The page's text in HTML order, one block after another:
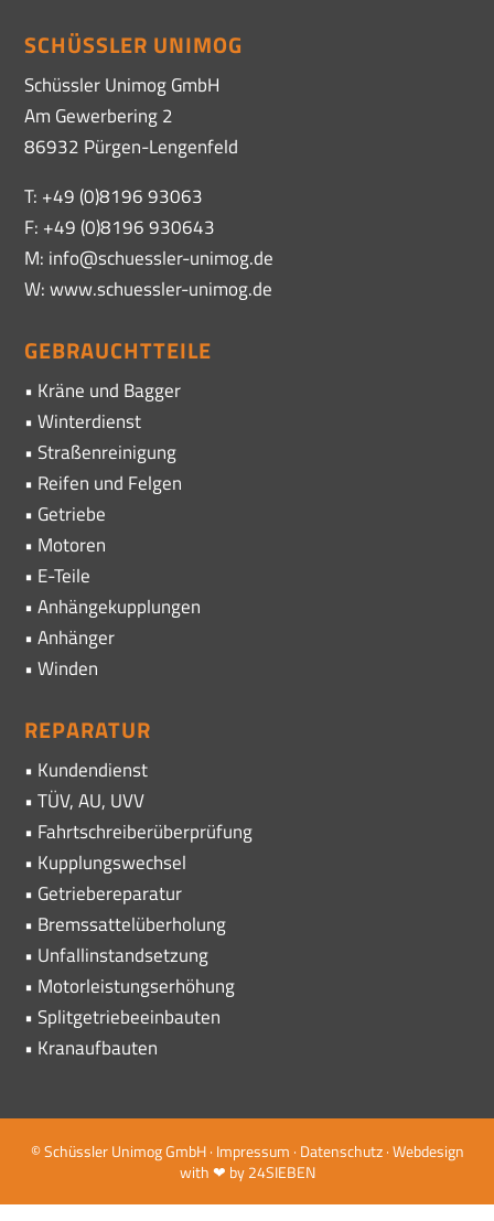
SCHÜSSLER UNIMOG
Schüssler Unimog GmbH
Am Gewerbering 2
86932 Pürgen-Lengenfeld
T: +49 (0)8196 93063
F: +49 (0)8196 930643
M: info@schuessler-unimog.de
W: www.schuessler-unimog.de
GEBRAUCHTTEILE
• Kräne und Bagger
• Winterdienst
• Straßenreinigung
• Reifen und Felgen
• Getriebe
• Motoren
• E-Teile
• Anhängekupplungen
• Anhänger
• Winden
REPARATUR
• Kundendienst
• TÜV, AU, UVV
• Fahrtschreiberüberprüfung
• Kupplungswechsel
• Getriebereparatur
• Bremssattelüberholung
• Unfallinstandsetzung
• Motorleistungserhöhung
• Splitgetriebeeinbauten
• Kranaufbauten
© Schüssler Unimog GmbH · Impressum · Datenschutz· Webdesign
with ❤ by24SIEBEN